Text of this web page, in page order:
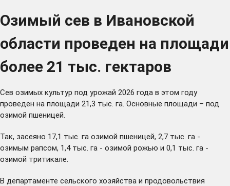
Озимый сев в Ивановской
области проведен на площади
более 21 тыс. гектаров
Сев озимых культур под урожай 2026 года в этом году
проведен на площади 21,3 тыс. га. Основные площади – под
озимой пшеницей.
Так, засеяно 17,1 тыс. га озимой пшеницей, 2,7 тыс. га -
озимым рапсом, 1,4 тыс. га - озимой рожью и 0,1 тыс. га -
озимой тритикале.
В департаменте сельского хозяйства и продовольствия